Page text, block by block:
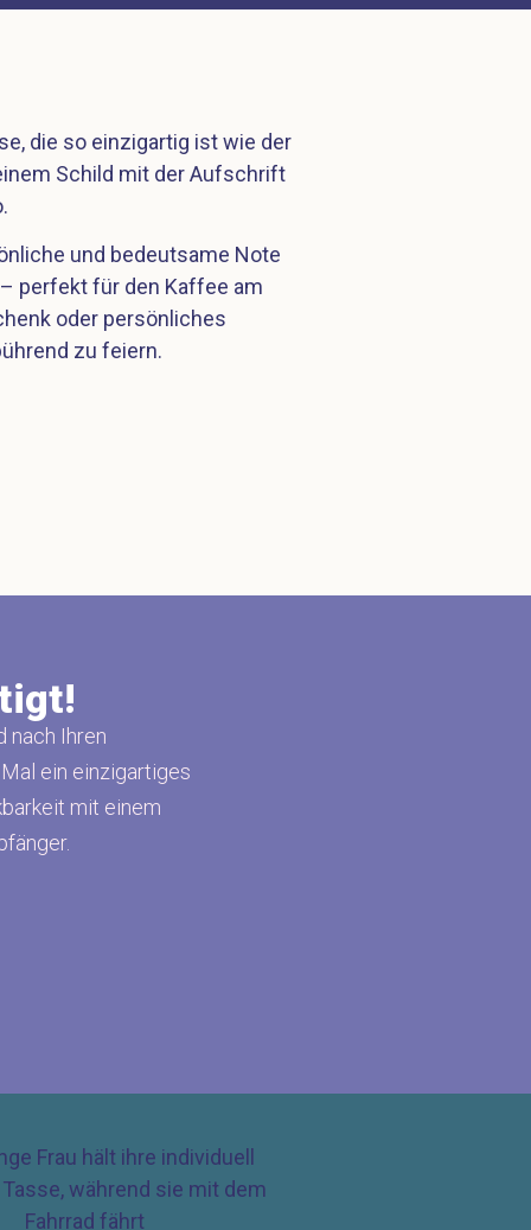
die so einzigartig ist wie der
Schild mit der Aufschrift
und bedeutsame Note
perfekt für den Kaffee am
oder persönliches
zu feiern.
nach Ihren
ein einzigartiges
mit einem